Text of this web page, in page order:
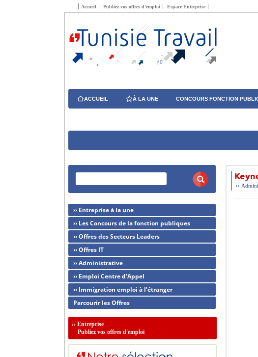
Accueil Publiez vos offres d’emploi Espace Entreprise
ACCUEIL À LA UNE CONCOURS FONCTION
››
›› Entreprise à la une
›› Les Concours de la fonction publiques
›› Offres des Secteurs Leaders
›› Offres IT
›› Administrative
›› Emploi Centre d'Appel
›› Immigration emploi à l'étranger
Parcourir les Offres
›› Entreprise
Publiez vos offres d'emploi